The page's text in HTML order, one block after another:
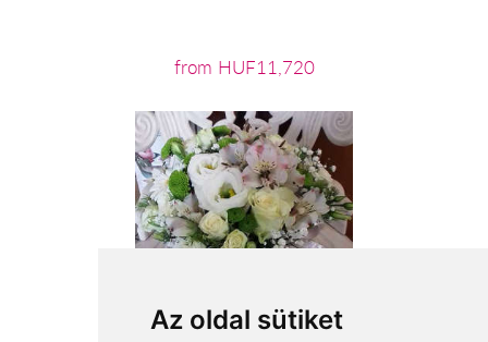
Az oldal sütiket
from HUF11,720